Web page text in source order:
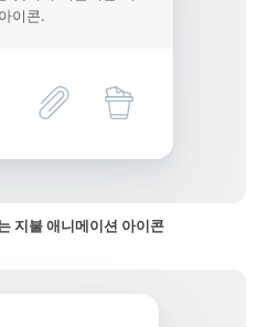
이콘.
지불 애니메이션 아이콘